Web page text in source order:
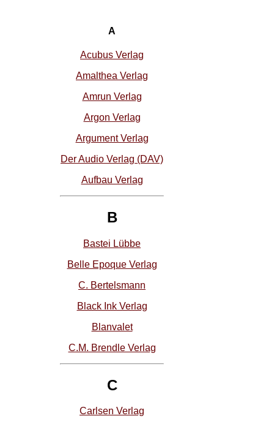
A
Acubus Verlag
Amalthea Verlag
Amrun Verlag
Argon Verlag
Argument Verlag
Der Audio Verlag (DAV)
Aufbau Verlag
B
Bastei Lübbe
Belle Epoque Verlag
C. Bertelsmann
Black Ink Verlag
Blanvalet
C.M. Brendle Verlag
C
Carlsen Verlag